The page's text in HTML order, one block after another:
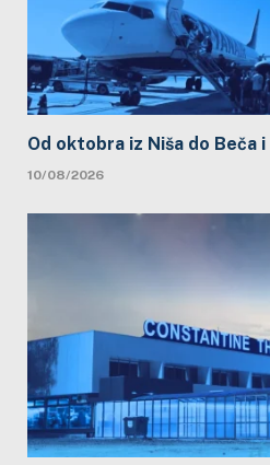
Od oktobra iz Niša do Beča
10/08/2026